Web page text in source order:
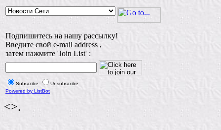
Подпишитесь на нашу рассылку!
Введите свой e-mail address ,
затем нажмите 'Join List' :
Subscribe
Unsubscribe
Powered by ListBot
<>.